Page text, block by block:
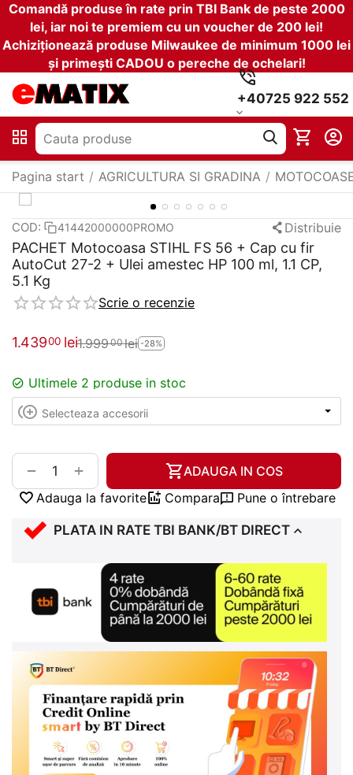
Comandă produse în rate prin TBI Bank de peste 2000
lei, iar noi te premiem cu un voucher de 200 lei!
Achiziționează produse Milwaukee de minimum 1000 lei
și primești CADOU o pereche de ochelari!
+40725 922 552
Pagina start / AGRICULTURA SI GRADINA /
COD: 41442000000PROMO Distribuie
PACHET Motocoasa STIHL FS 56 + Cap cu fir
AutoCut 27-2 + Ulei amestec HP 100 ml, 1.1 CP,
5.1 Kg
Scrie o recenzie
1.43900 lei1.99900lei -28%
Ultimele 2 produse in stoc
+
−
ADAUGA IN COS
Adauga la favorite
Compara Pune o întrebare
PLATA IN RATE TBI BANK/BT DIRECT